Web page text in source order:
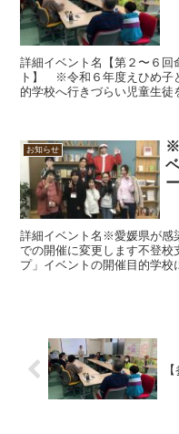
詳細イベント名【第２〜６
ト】 ※令和６年度えひめ子
的学校へ行きづらい児童生徒
お知らせ
※
詳細イベント名※愛媛県が感
での開催に変更します不登
プ」イベントの開催目的学